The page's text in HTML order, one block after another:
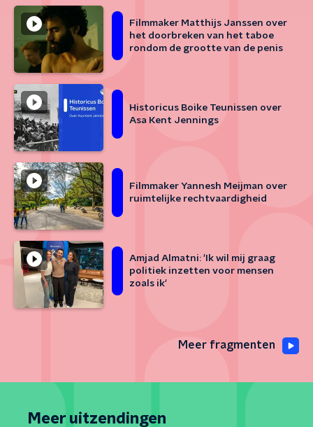
Filmmaker Matthijs Janssen over
het doorbreken van het taboe
rondom de grootte van de penis
Historicus Boike Teunissen over
Asa Kent Jennings
Filmmaker Yannesh Meijman over
ruimtelijke rechtvaardigheid
Amjad Almatni: 'Ik wil mij graag
politiek inzetten voor mensen
zoals ik'
Meer fragmenten
Meer uitzendingen